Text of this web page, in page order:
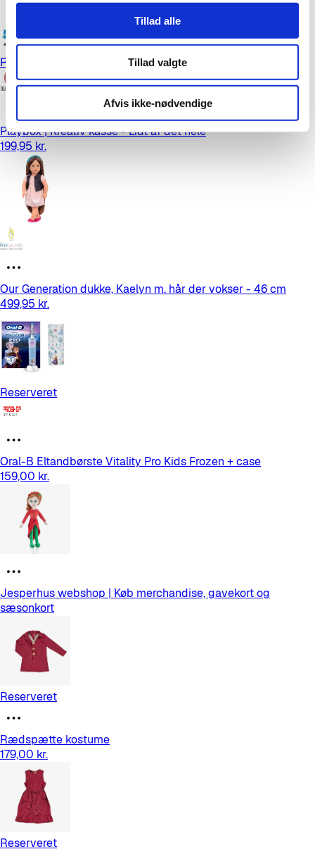
Tillad alle
Tillad valgte
Afvis ikke-nødvendige
Reserveret
Playbox | Kreativ kasse - Lidt af det hele
199,95 kr.
Our Generation dukke, Kaelyn m. hår der vokser - 46 cm
499,95 kr.
Reserveret
Oral-B Eltandbørste Vitality Pro Kids Frozen + case
159,00 kr.
Jesperhus webshop | Køb merchandise, gavekort og
sæsonkort
Reserveret
Rædspætte kostume
179,00 kr.
Reserveret